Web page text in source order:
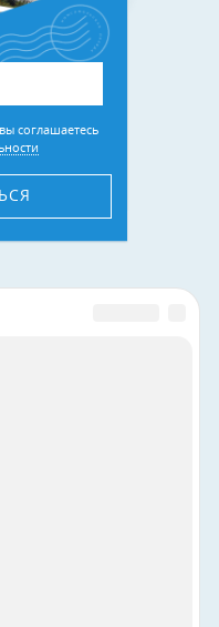
соглашаетесь